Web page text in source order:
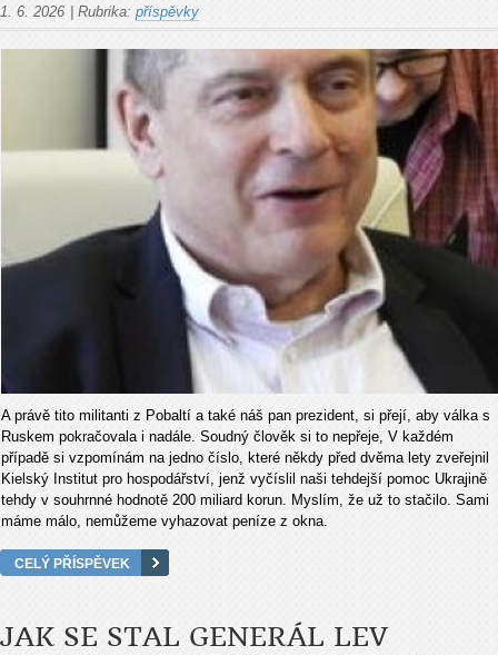
1. 6. 2026 | Rubrika: příspěvky
A právě tito militanti z Pobaltí a také náš pan prezident, si přejí, aby válka s
Ruskem pokračovala i nadále. Soudný člověk si to nepřeje, V každém
případě si vzpomínám na jedno číslo, které někdy před dvěma lety zveřejnil
Kielský Institut pro hospodářství, jenž vyčíslil naši tehdejší pomoc Ukrajině
tehdy v souhrnné hodnotě 200 miliard korun. Myslím, že už to stačilo. Sami
máme málo, nemůžeme vyhazovat peníze z okna.
CELÝ PŘÍSPĚVEK
JAK SE STAL GENERÁL LEV